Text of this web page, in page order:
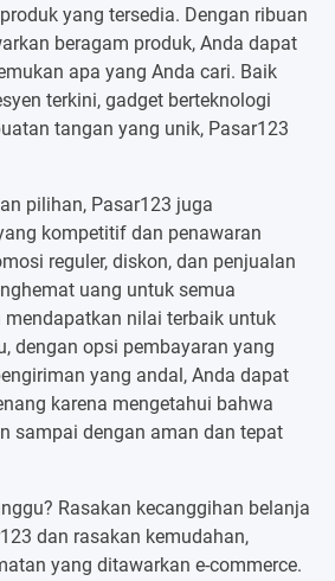
yang tersedia. Dengan ribuan
beragam produk, Anda dapat
apa yang Anda cari. Baik
terkini, gadget berteknologi
tangan yang unik, Pasar123
pilihan, Pasar123 juga
kompetitif dan penawaran
reguler, diskon, dan penjualan
uang untuk semua
mendapatkan nilai terbaik untuk
dengan opsi pembayaran yang
yang andal, Anda dapat
karena mengetahui bahwa
sampai dengan aman dan tepat
Rasakan kecanggihan belanja
dan rasakan kemudahan,
yang ditawarkan e-commerce.